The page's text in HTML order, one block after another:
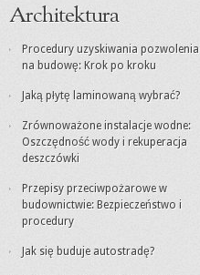
Architektura
Procedury uzyskiwania pozwolenia
na budowę: Krok po kroku
Jaką płytę laminowaną wybrać?
Zrównoważone instalacje wodne:
Oszczędność wody i rekuperacja
deszczówki
Przepisy przeciwpożarowe w
budownictwie: Bezpieczeństwo i
procedury
Jak się buduje autostradę?